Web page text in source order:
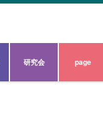
研究会 page